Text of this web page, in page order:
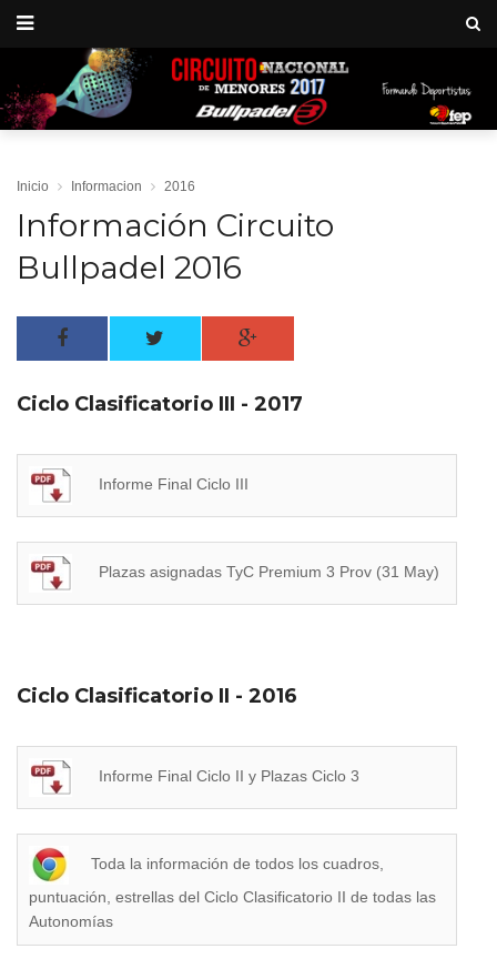
Inicio Informacion 2016
Información Circuito
Bullpadel 2016
Ciclo Clasificatorio III - 2017
Informe Final Ciclo III
Plazas asignadas TyC Premium 3 Prov (31 May)
Ciclo Clasificatorio II - 2016
Informe Final Ciclo II y Plazas Ciclo 3
Toda la información de todos los cuadros,
puntuación, estrellas del Ciclo Clasificatorio II de todas las
Autonomías